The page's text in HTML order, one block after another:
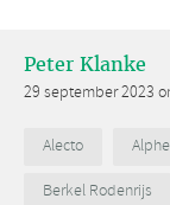
Peter Klanke
29 september 2023
Alecto
Berkel Rodenrijs